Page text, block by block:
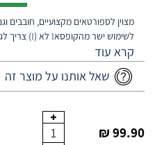
מצוין לספורטאים מקצועיים, חובבים
לשימוש ישר מהקופסא! לא (!) צריך
שאל אותנו על מוצר זה
99.90 ₪
1